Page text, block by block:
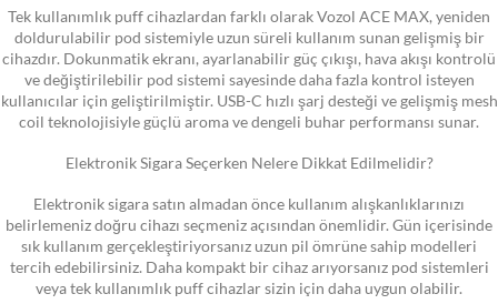
Tek kullanımlık puff cihazlardan farklı olarak Vozol ACE MAX, yeniden
doldurulabilir pod sistemiyle uzun süreli kullanım sunan gelişmiş bir
cihazdır. Dokunmatik ekranı, ayarlanabilir güç çıkışı, hava akışı kontrolü
ve değiştirilebilir pod sistemi sayesinde daha fazla kontrol isteyen
kullanıcılar için geliştirilmiştir. USB-C hızlı şarj desteği ve gelişmiş mesh
coil teknolojisiyle güçlü aroma ve dengeli buhar performansı sunar.
Elektronik Sigara Seçerken Nelere Dikkat Edilmelidir?
Elektronik sigara satın almadan önce kullanım alışkanlıklarınızı
belirlemeniz doğru cihazı seçmeniz açısından önemlidir. Gün içerisinde
sık kullanım gerçekleştiriyorsanız uzun pil ömrüne sahip modelleri
tercih edebilirsiniz. Daha kompakt bir cihaz arıyorsanız pod sistemleri
veya tek kullanımlık puff cihazlar sizin için daha uygun olabilir.